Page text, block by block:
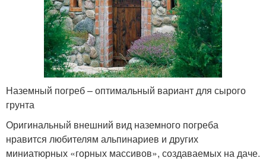
Наземный погреб – оптимальный вариант для сырого
грунта
Оригинальный внешний вид наземного погреба
нравится любителям альпинариев и других
миниатюрных «горных массивов», создаваемых на даче.